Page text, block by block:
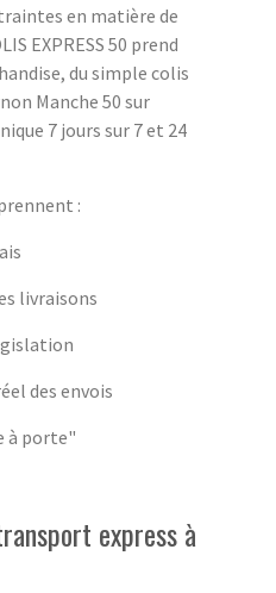
en matière de
EXPRESS 50 prend
du simple colis
Manche 50 sur
7 jours sur 7 et 24
:
livraisons
des envois
à porte"
express à